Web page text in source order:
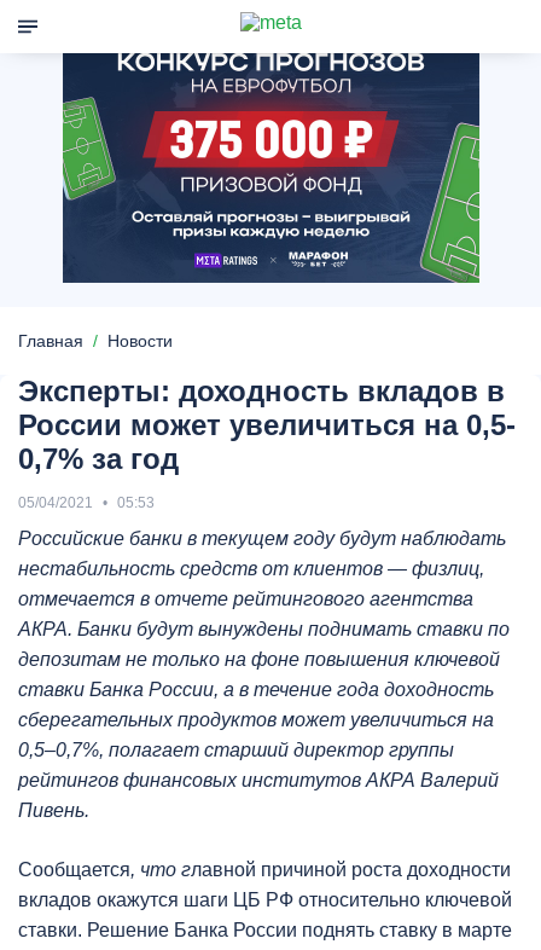
Главная Новости
Эксперты: доходность вкладов в
России может увеличиться на 0,5-
0,7% за год
05/04/2021 05:53
Российские банки в текущем году будут наблюдать
нестабильность средств от клиентов — физлиц,
отмечается в отчете рейтингового агентства
АКРА. Банки будут вынуждены поднимать ставки по
депозитам не только на фоне повышения ключевой
ставки Банка России, а в течение года доходность
сберегательных продуктов может увеличиться на
0,5–0,7%, полагает старший директор группы
рейтингов финансовых институтов АКРА Валерий
Пивень.
Сообщается, что главной причиной роста доходности
вкладов окажутся шаги ЦБ РФ относительно ключевой
ставки. Решение Банка России поднять ставку в марте